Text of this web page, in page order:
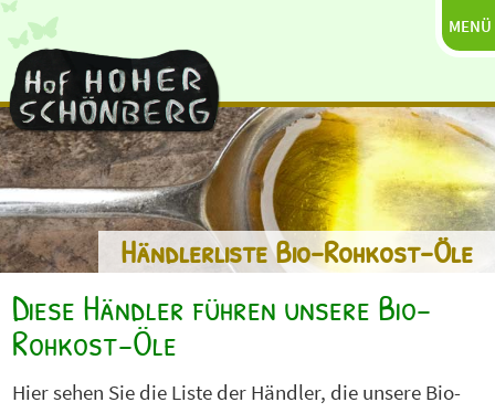
MENÜ
Händlerliste Bio-Rohkost-Öle
Diese Händler führen unsere Bio-
Rohkost-Öle
Hier sehen Sie die Liste der Händler, die unsere Bio-